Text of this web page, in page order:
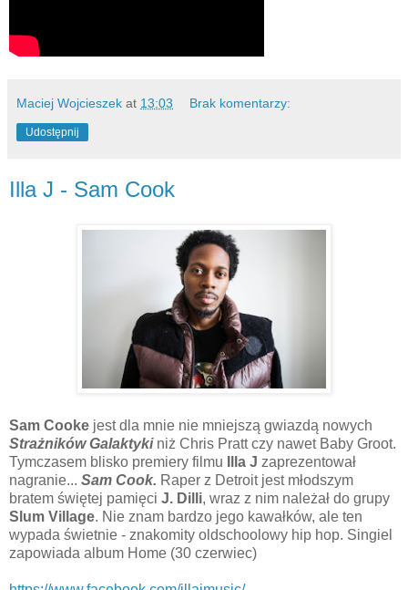
Maciej Wojcieszek at 13:03 Brak komentarzy:
Udostępnij
Illa J - Sam Cook
Sam Cooke jest dla mnie nie mniejszą gwiazdą nowych
Strażników Galaktykiniż Chris Pratt czy nawet Baby Groot.
Tymczasem blisko premiery filmu
Illa J zaprezentował
nagranie... Sam Cook. Raper z Detroit jest młodszym
bratem świętej pamięci J. Dilli, wraz z nim należał do grupy
Slum Village. Nie znam bardzo jego kawałków, ale ten
wypada świetnie - znakomity oldschoolowy hip hop. Singiel
zapowiada album Home (30 czerwiec)